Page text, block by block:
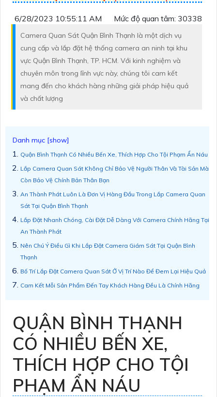
6/28/2023 10:55:11 AM Mức độ quan tâm: 30338
Camera Quan Sát Quận Bình Thạnh là một dịch vụ
cung cấp và lắp đặt hệ thống camera an ninh tại khu
vực Quận Bình Thạnh, TP. HCM. Với kinh nghiệm và
chuyên môn trong lĩnh vực này, chúng tôi cam kết
mang đến cho khách hàng những giải pháp hiệu quả
và chất lượng
Quận Bình Thạnh Có Nhiều Bến Xe, Thích Hợp Cho Tội Phạm Ẩn Náu
Lắp Camera Quan Sát Không Chỉ Bảo Vệ Người Thân Và Tài Sản Mà
Còn Bảo Vệ Chính Bản Thân Bạn
An Thành Phát Luôn Là Đơn Vị Hàng Đầu Trong Lắp Camera Quan
Sát Tại Quận Bình Thạnh
Lắp Đặt Nhanh Chóng, Cài Đặt Dễ Dàng Với Camera Chính Hãng Tại
An Thành Phát
Nên Chú Ý Điều Gì Khi Lắp Đặt Camera Giám Sát Tại Quận Bình
Thạnh
Bố Trí Lắp Đặt Camera Quan Sát Ở Vị Trí Nào Để Đem Lại Hiệu Quả
Cam Kết Mỗi Sản Phẩm Đến Tay Khách Hàng Đều Là Chính Hãng
QUẬN BÌNH THẠNH
CÓ NHIỀU BẾN XE,
THÍCH HỢP CHO TỘI
PHẠM ẨN NÁU